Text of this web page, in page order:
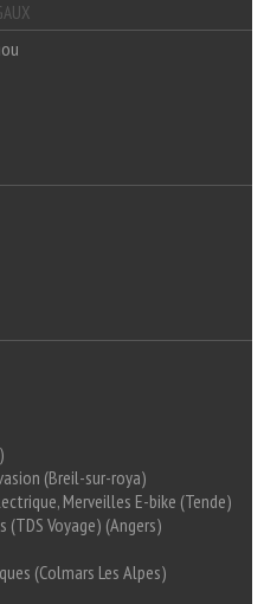
(Breil-sur-roya)
Merveilles E-bike (Tende)
Voyage) (Angers)
(Colmars Les Alpes)